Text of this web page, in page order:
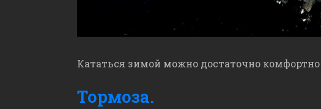
Кататься зимой можно достаточно
Тормоза.